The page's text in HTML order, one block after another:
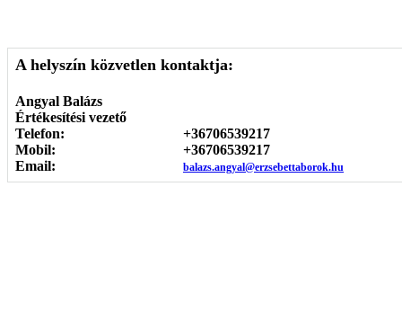
A helyszín közvetlen kontaktja:
Angyal Balázs
Értékesítési vezető
Telefon:
+36706539217
Mobil:
+36706539217
Email:
balazs.angyal@erzsebettaborok.hu